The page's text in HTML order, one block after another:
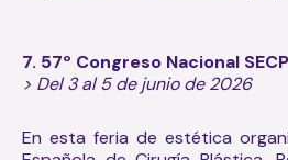
7. 57º Congreso Nacional
> Del 3 al 5 de junio de 2026
En esta feria de estética